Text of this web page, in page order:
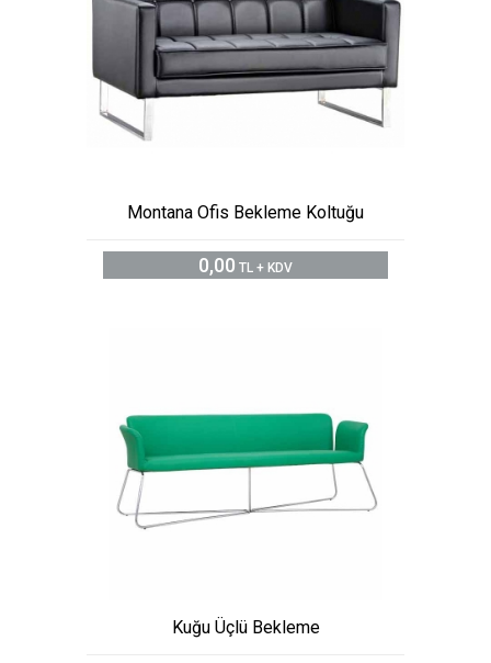
Montana Ofis Bekleme Koltuğu
0,00 TL + KDV
Kuğu Üçlü Bekleme